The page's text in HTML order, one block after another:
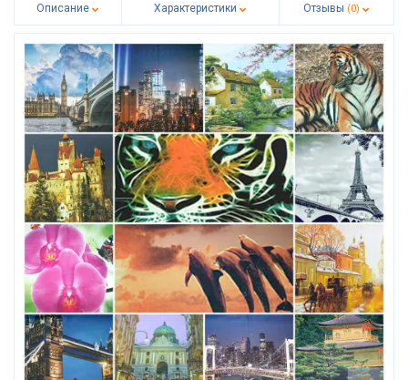
Описание Характеристики Отзывы (0)